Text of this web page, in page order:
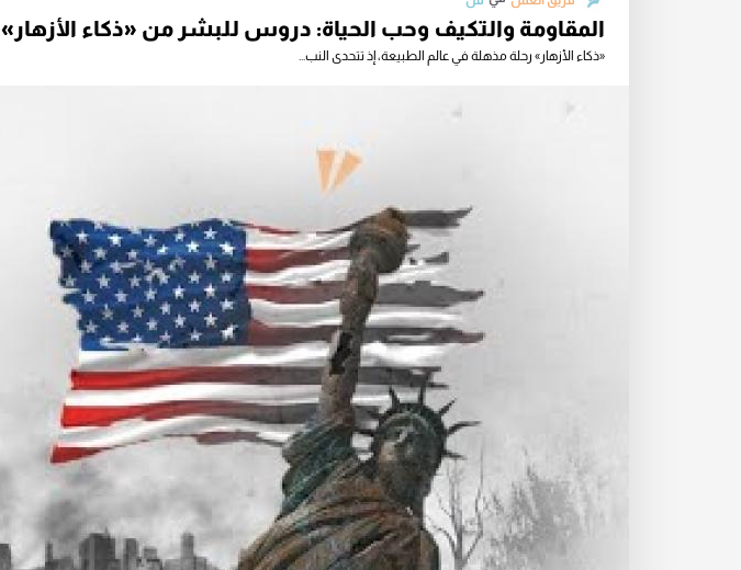
المقاومة والتكيف وحب الحياة: دروس للبشر من «ذكاء الأزهار»
«ذكاء الأزهار» رحلة مذهلة في عالم الطبيعة، إذ تتحدى النب...